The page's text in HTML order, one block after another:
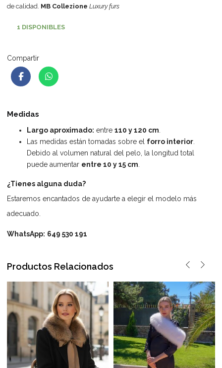
de calidad. MB Collezione Luxury furs
1 DISPONIBLES
Compartir
Medidas
Largo aproximado: entre110 y 120 cm
Las medidas están tomadas sobre el forro interior
Debido al volumen natural del pelo, la longitud total
puede aumentar entre 10 y 15 cm
¿Tienes alguna duda?
Estaremos encantados de ayudarte a elegir el modelo más
adecuado.
WhatsApp: 649 530 191
Productos Relacionados